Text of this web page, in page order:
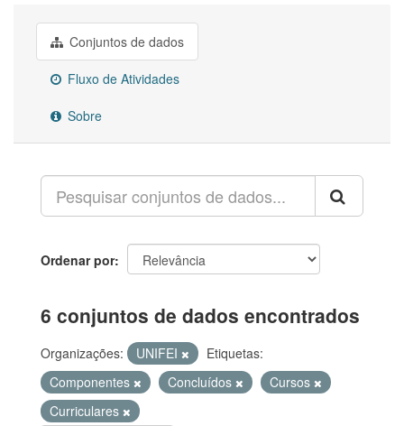
Conjuntos de dados
Fluxo de Atividades
Sobre
Ordenar por
6 conjuntos de dados encontrados
Organizações: UNIFEI
Etiquetas:
Componentes
Concluídos
Cursos
Curriculares